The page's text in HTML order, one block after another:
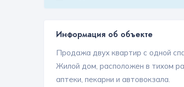
Информация об объекте
Продажа двух квартир с одной
Жилой дом, расположен в тихом
аптеки, пекарни и автовокзала.